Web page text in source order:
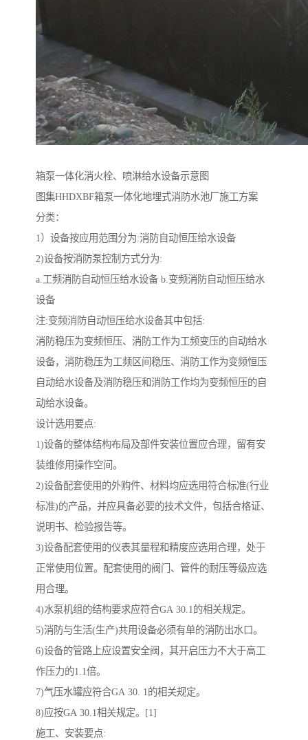
箱泵一体化消火栓、喷淋给水设备示意图
图集HHDXBF箱泵一体化地埋式消防水池厂施工方案
分类：
1）设备按应用范围分为:消防自动恒压给水设备
2)设备按消防泵控制方式分为:
a.工频消防自动恒压给水设备 b.变频消防自动恒压给水
设备
注:变频消防自动恒压给水设备其中包括:
消防稳压为变频恒压、消防工作为工频变压的自动给水
设备，消防稳压为工频区间稳压、消防工作为变频恒压
自动给水设备及消防稳压和消防工作均为变频恒压的自
动给水设备。
设计选用要点:
1)设备的整体结构布局及部件安装位置应合理，留有安
装维修用操作空间。
2)设备配套使用的外购件、材料均应选用符合标准(行业
标准)的产品，并应具备必要的技术文件，包括合格证、
说明书、检验报告等。
3)设备配套使用的仪表其量程和精度应选用合理，处于
正常使用位置。配套使用的阀门、管件的耐压等级应选
用合理。
4)水泵机组的结构要求应符合GA 30.1的相关规定。
5)消防与生活(生产)共用设备必须有单的消防出水口。
6)设备的管路上应设置安全阀，其开启压力不大于高工
作压力的1.1倍。
7)气压水罐应符合GA 30. 1的相关规定。
8)应按GA 30.1相关规定。[1]
施工、安装要点: